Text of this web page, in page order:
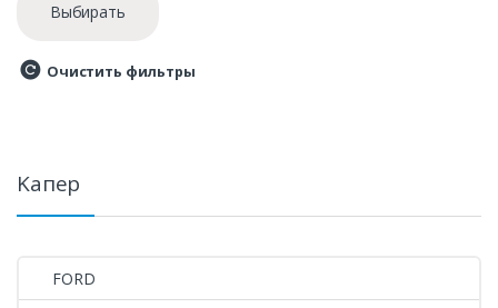
Выбирать
Очистить фильтры
Kапер
FORD